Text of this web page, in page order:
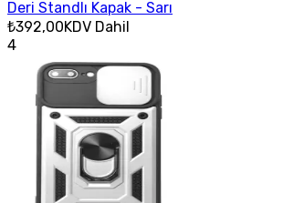
Deri Standlı Kapak - Sarı
₺392,00KDV Dahil
4